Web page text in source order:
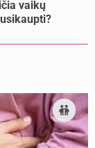
vaikų